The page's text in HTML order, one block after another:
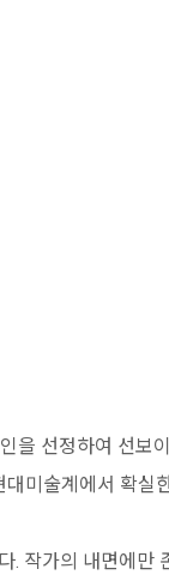
을 선정하여 선보
미술계에서 확실
. 작가의 내면에만